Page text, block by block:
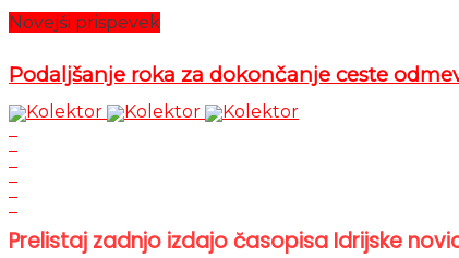
Novejši prispevek
Podaljšanje roka za dokončanje ceste
Prelistaj zadnjo izdajo časopisa Idrijske